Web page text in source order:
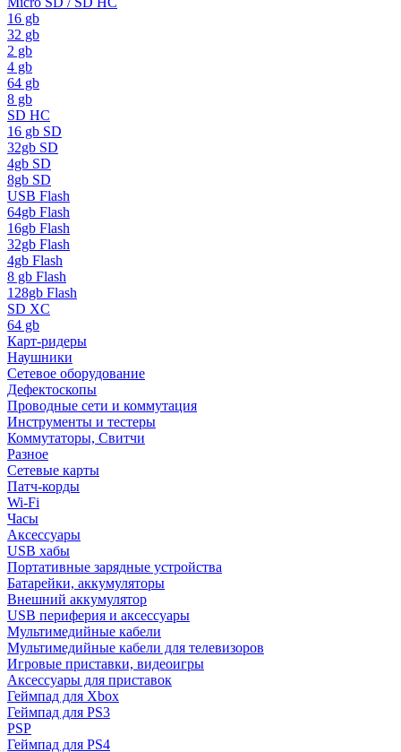
16 gb
32 gb
2 gb
4 gb
64 gb
8 gb
SD HC
16 gb SD
32gb SD
4gb SD
8gb SD
USB Flash
64gb Flash
16gb Flash
32gb Flash
4gb Flash
8 gb Flash
128gb Flash
SD XC
64 gb
Карт-ридеры
Наушники
Сетевое оборудование
Дефектоскопы
Проводные сети и коммутация
Инструменты и тестеры
Коммутаторы, Свитчи
Разное
Сетевые карты
Патч-корды
Wi-Fi
Часы
Аксессуары
USB хабы
Портативные зарядные устройства
Батарейки, аккумуляторы
Внешний аккумулятор
USB периферия и аксессуары
Мультимедийные кабели
Мультимедийные кабели для телевизоров
Игровые приставки, видеоигры
Аксессуары для приставок
Геймпад для Xbox
Геймпад для PS3
PSP
Геймпад для PS4